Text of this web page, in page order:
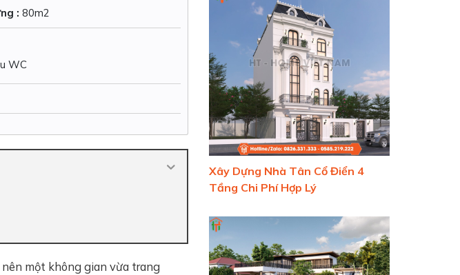
: 80m2
WC
một không gian vừa trang
Xây Dựng Nhà Tân Cổ Điển 4
Tầng Chi Phí Hợp Lý